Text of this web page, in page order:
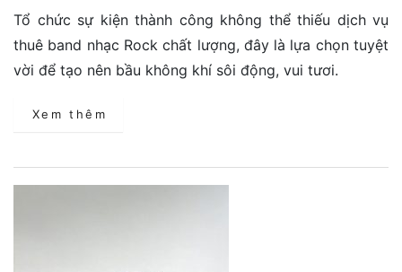
Tổ chức sự kiện thành công không thể thiếu dịch vụ
thuê band nhạc Rock chất lượng, đây là lựa chọn tuyệt
vời để tạo nên bầu không khí sôi động, vui tươi.
Xem thêm